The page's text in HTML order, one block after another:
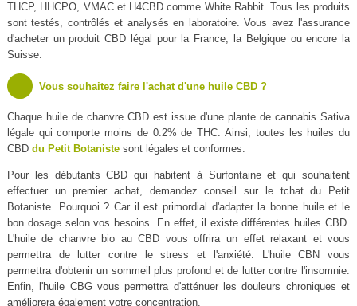
THCP, HHCPO, VMAC et H4CBD comme White Rabbit. Tous les produits
sont testés, contrôlés et analysés en laboratoire. Vous avez l'assurance
d'acheter un produit CBD légal pour la France, la Belgique ou encore la
Suisse.
Vous souhaitez faire l'achat d'une huile CBD ?
Chaque huile de chanvre CBD est issue d'une plante de cannabis Sativa
légale qui comporte moins de 0.2% de THC. Ainsi, toutes les huiles du
CBD du Petit Botanistesont légales et conformes.
Pour les débutants CBD qui habitent à Surfontaine et qui souhaitent
effectuer un premier achat, demandez conseil sur le tchat du Petit
Botaniste. Pourquoi ? Car il est primordial d'adapter la bonne huile et le
bon dosage selon vos besoins. En effet, il existe différentes huiles CBD.
L'huile de chanvre bio au CBD vous offrira un effet relaxant et vous
permettra de lutter contre le stress et l'anxiété. L'huile CBN vous
permettra d'obtenir un sommeil plus profond et de lutter contre l'insomnie.
Enfin, l'huile CBG vous permettra d'atténuer les douleurs chroniques et
améliorera également votre concentration.